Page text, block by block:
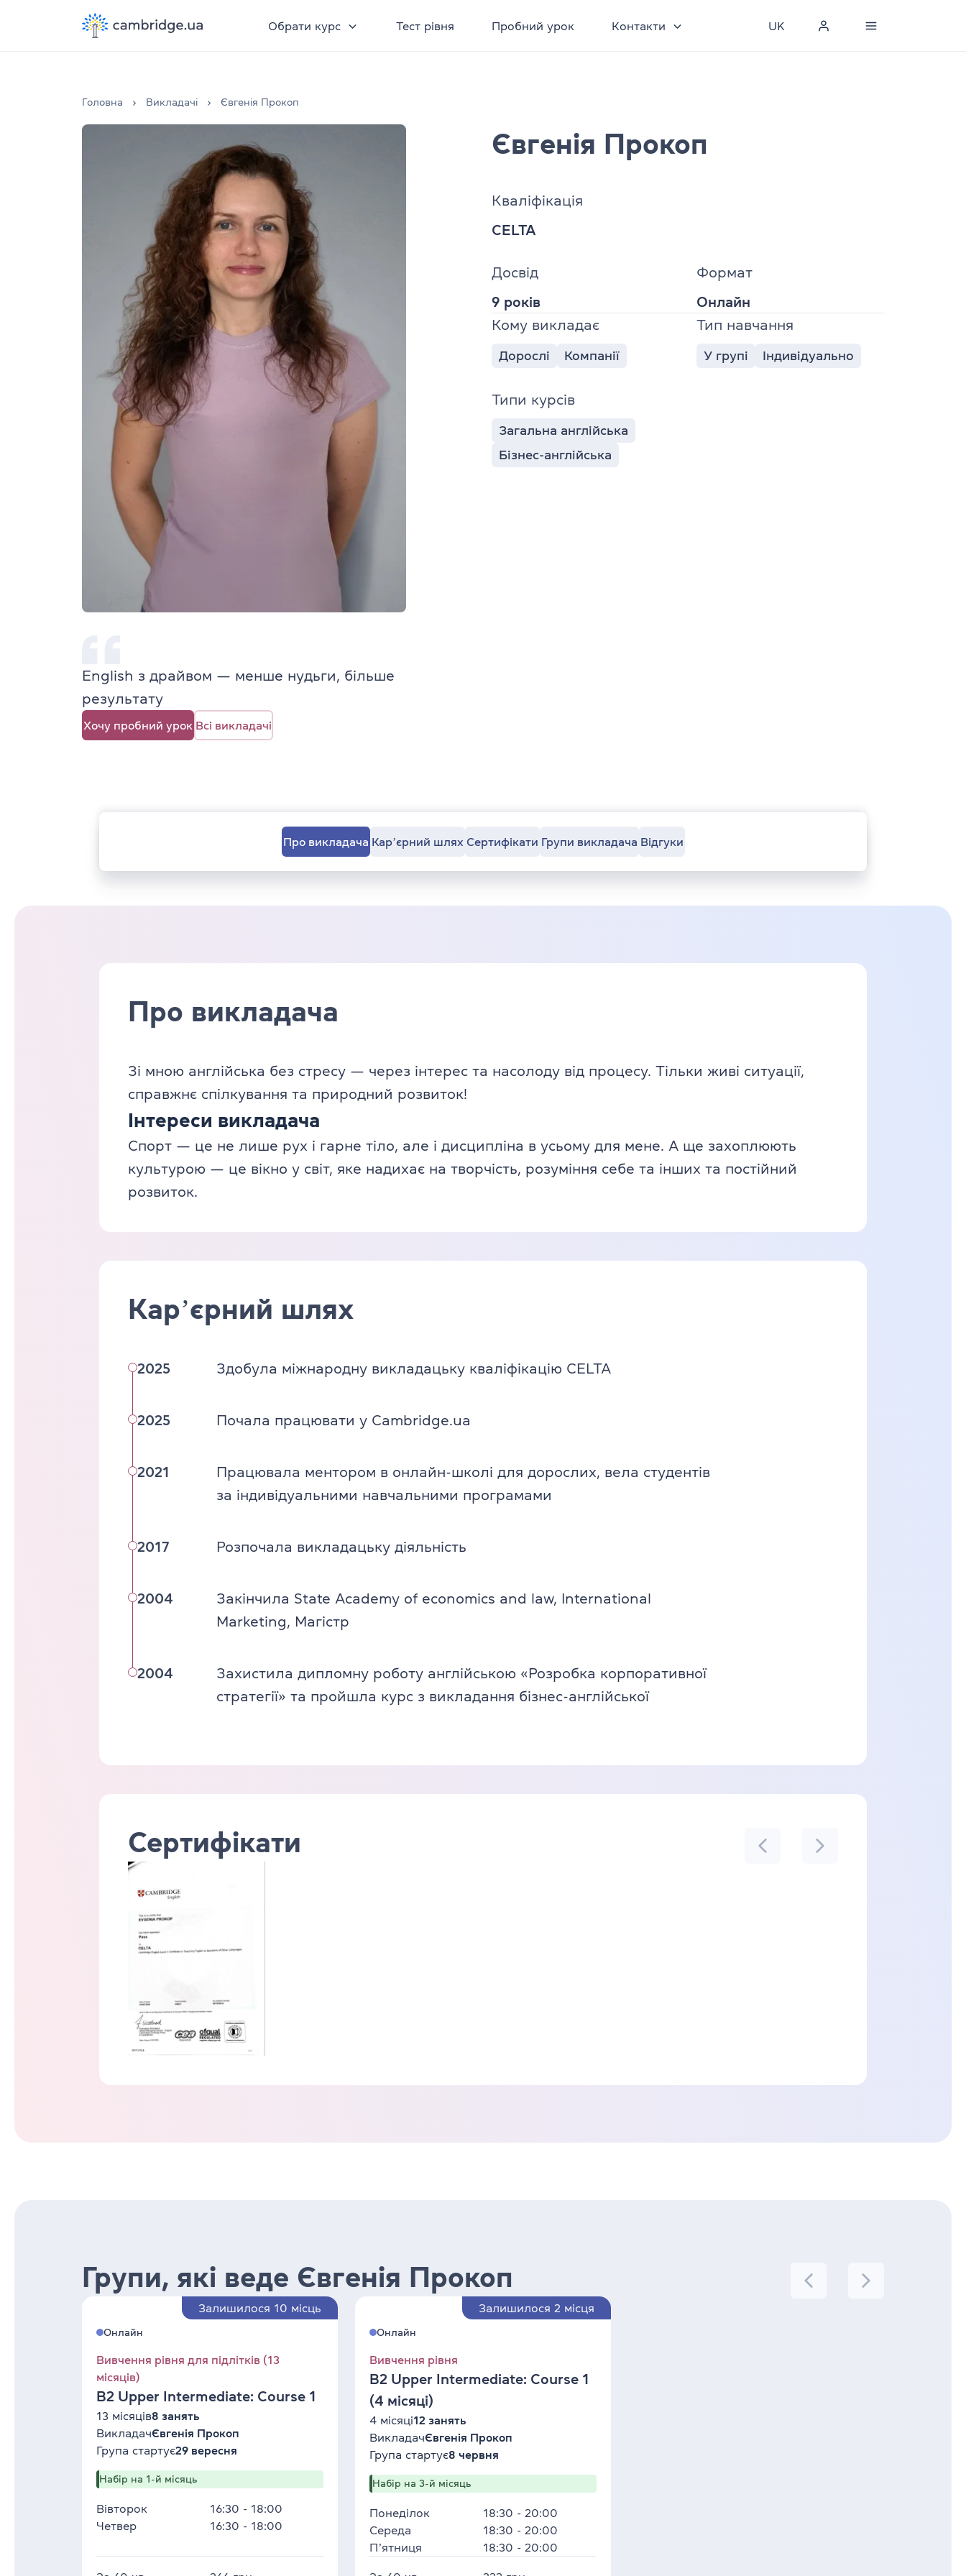
Обрати курс Тест рівня Пробний урок Контакти UK
Головна Викладачі Євгенія Прокоп
English з драйвом — менше нудьги, більше
результату
Хочу пробний урок Всі викладачі
Євгенія Прокоп
Кваліфікація
CELTA
Досвід
9 років
Формат
Онлайн
Кому викладає
Дорослі Компанії
Тип навчання
У групі Індивідуально
Типи курсів
Загальна англійська
Бізнес-англійська
Про викладача Карʼєрний шлях Сертифікати Групи викладача Відгуки
Про викладача
Зі мною англійська без стресу — через інтерес та насолоду від процесу. Тільки живі ситуації,
справжнє спілкування та природний розвиток!
Інтереси викладача
Спорт — це не лише рух і гарне тіло, але і дисципліна в усьому для мене. А ще захоплюють
культурою — це вікно у світ, яке надихає на творчість, розуміння себе та інших та постійний
розвиток.
Карʼєрний шлях
2025 Здобула міжнародну викладацьку кваліфікацію CELTA
2025 Почала працювати у Cambridge.ua
2021
Працювала ментором в онлайн-школі для дорослих, вела студентів
за індивідуальними навчальними програмами
2017 Розпочала викладацьку діяльність
2004
Закінчила State Academy of economics and law, International
Marketing, Магістр
2004
Захистила дипломну роботу англійською «Розробка корпоративної
стратегії» та пройшла курс з викладання бізнес-англійської
Сертифікати
Групи, які веде Євгенія Прокоп
Залишилося 10 місць
Онлайн
Вивчення рівня для підлітків (13
місяців)
B2 Upper Intermediate: Course 1
13 місяців8 занять
ВикладачЄвгенія Прокоп
Група стартує29 вересня
Набір на 1-й місяць
Вівторок
16:30 - 18:00
Четвер
16:30 - 18:00
Залишилося 2 місця
Онлайн
Вивчення рівня
B2 Upper Intermediate: Course 1
(4 місяці)
4 місяці12 занять
ВикладачЄвгенія Прокоп
Група стартує8 червня
Набір на 3-й місяць
Понеділок
18:30 - 20:00
Середа
18:30 - 20:00
Пʼятниця
18:30 - 20:00